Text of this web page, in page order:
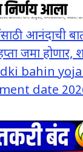
आनंदाची
जमा होणार,
bahin
date